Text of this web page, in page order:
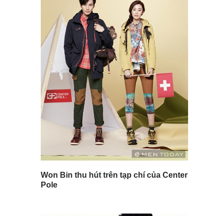
Won Bin thu hút trên tạp chí của Center
Pole